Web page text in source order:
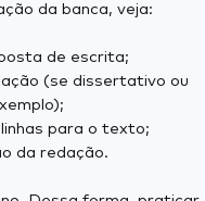
da banca, veja:
de escrita;
(se dissertativo ou
para o texto;
da redação.